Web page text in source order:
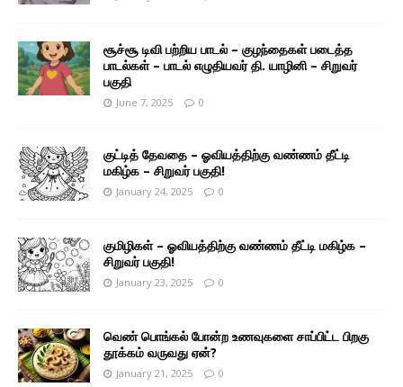
சூச்சூ டிவி பற்றிய பாடல் – குழந்தைகள் படைத்த
பாடல்கள் – பாடல் எழுதியவர் தி. யாழினி – சிறுவர்
பகுதி
June 7, 2025 0
குட்டித் தேவதை – ஓவியத்திற்கு வண்ணம் தீட்டி
மகிழ்க – சிறுவர் பகுதி!
January 24, 2025 0
குமிழிகள் – ஓவியத்திற்கு வண்ணம் தீட்டி மகிழ்க –
சிறுவர் பகுதி!
January 23, 2025 0
வெண் பொங்கல் போன்ற உணவுகளை சாப்பிட்ட பிறகு
தூக்கம் வருவது ஏன்?
January 21, 2025 0